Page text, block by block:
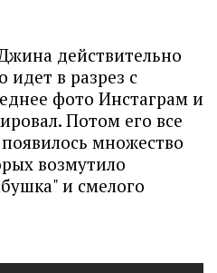
действительно
идет в разрез с
фото Инстаграм и
Потом его все
множество
возмутило
и смелого